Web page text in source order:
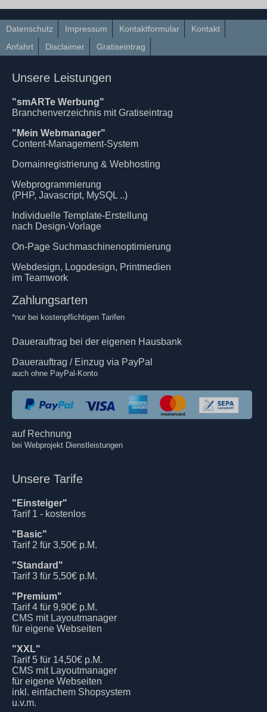
Datenschutz Impressum Kontaktformular
Kontakt
Anfahrt
Disclaimer Gratiseintrag
Unsere Leistungen
"smARTe Werbung"
Branchenverzeichnis mit Gratiseintrag
"Mein Webmanager"
Content-Management-System
Domainregistrierung & Webhosting
Webprogrammierung
(PHP, Javascript, MySQL ..)
Individuelle Template-Erstellung
nach Design-Vorlage
On-Page Suchmaschinenoptimierung
Webdesign, Logodesign, Printmedien
im Teamwork
Zahlungsarten
*nur bei kostenpflichtigen Tarifen
Dauerauftrag bei der eigenen Hausbank
Dauerauftrag / Einzug via PayPal
auch ohne PayPal-Konto
auf Rechnung
bei Webprojekt Dienstleistungen
Unsere Tarife
"Einsteiger"
Tarif 1 - kostenlos
"Basic"
Tarif 2 für 3,50€ p.M.
"Standard"
Tarif 3 für 5,50€ p.M.
"Premium"
Tarif 4 für 9,90€ p.M.
CMS mit Layoutmanager
für eigene Webseiten
"XXL"
Tarif 5 für 14,50€ p.M.
CMS mit Layoutmanager
für eigene Webseiten
inkl. einfachem Shopsystem
u.v.m.